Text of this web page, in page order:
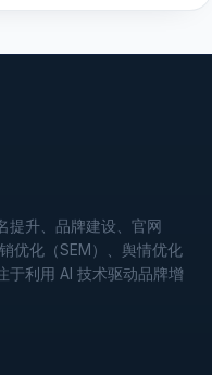
提升、品牌建设、官网
优化（SEM）、舆情优化
于利用 AI 技术驱动品牌增